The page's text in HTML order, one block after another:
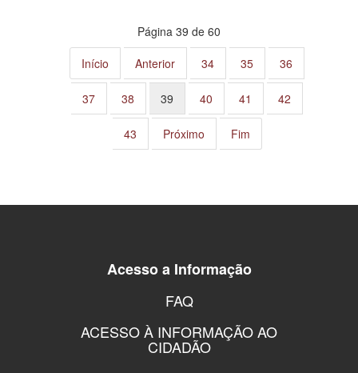
Página 39 de 60
Início
Anterior 34 35 36
37 38 39 40 41 42
43 Próximo Fim
Acesso a Informação
FAQ
ACESSO À INFORMAÇÃO AO
CIDADÃO